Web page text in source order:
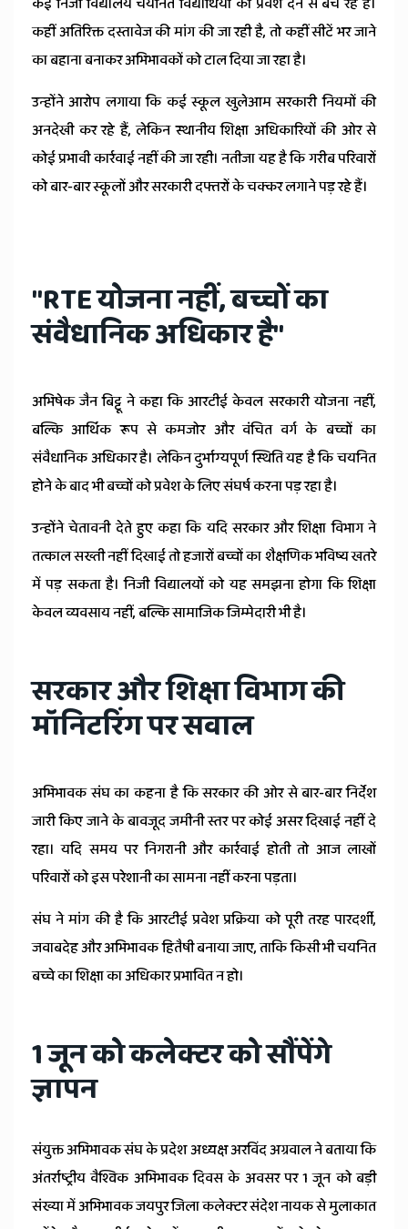
कहीं अतिरिक्त दस्तावेज की मांग की जा रही है, तो कहीं सीटें भर जाने
का बहाना बनाकर अभिभावकों को टाल दिया जा रहा है।
उन्होंने आरोप लगाया कि कई स्कूल खुलेआम सरकारी नियमों की
अनदेखी कर रहे हैं, लेकिन स्थानीय शिक्षा अधिकारियों की ओर से
कोई प्रभावी कार्रवाई नहीं की जा रही। नतीजा यह है कि गरीब परिवारों
को बार-बार स्कूलों और सरकारी दफ्तरों के चक्कर लगाने पड़ रहे हैं।
"RTE योजना नहीं, बच्चों का
संवैधानिक अधिकार है"
अभिषेक जैन बिट्टू ने कहा कि आरटीई केवल सरकारी योजना नहीं,
बल्कि आर्थिक रूप से कमजोर और वंचित वर्ग के बच्चों का
संवैधानिक अधिकार है। लेकिन दुर्भाग्यपूर्ण स्थिति यह है कि चयनित
होने के बाद भी बच्चों को प्रवेश के लिए संघर्ष करना पड़ रहा है।
उन्होंने चेतावनी देते हुए कहा कि यदि सरकार और शिक्षा विभाग ने
तत्काल सख्ती नहीं दिखाई तो हजारों बच्चों का शैक्षणिक भविष्य खतरे
में पड़ सकता है। निजी विद्यालयों को यह समझना होगा कि शिक्षा
केवल व्यवसाय नहीं, बल्कि सामाजिक जिम्मेदारी भी है।
सरकार और शिक्षा विभाग की
मॉनिटरिंग पर सवाल
अभिभावक संघ का कहना है कि सरकार की ओर से बार-बार निर्देश
जारी किए जाने के बावजूद जमीनी स्तर पर कोई असर दिखाई नहीं दे
रहा। यदि समय पर निगरानी और कार्रवाई होती तो आज लाखों
परिवारों को इस परेशानी का सामना नहीं करना पड़ता।
संघ ने मांग की है कि आरटीई प्रवेश प्रक्रिया को पूरी तरह पारदर्शी,
जवाबदेह और अभिभावक हितैषी बनाया जाए, ताकि किसी भी चयनित
बच्चे का शिक्षा का अधिकार प्रभावित न हो।
1 जून को कलेक्टर को सौंपेंगे
ज्ञापन
संयुक्त अभिभावक संघ के प्रदेश अध्यक्ष अरविंद अग्रवाल ने बताया कि
अंतर्राष्ट्रीय वैश्विक अभिभावक दिवस के अवसर पर 1 जून को बड़ी
संख्या में अभिभावक जयपुर जिला कलेक्टर संदेश नायक से मुलाकात